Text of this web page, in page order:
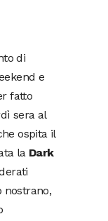
di
e
fatto
sera al
ospita il
la Dark
nostrano,